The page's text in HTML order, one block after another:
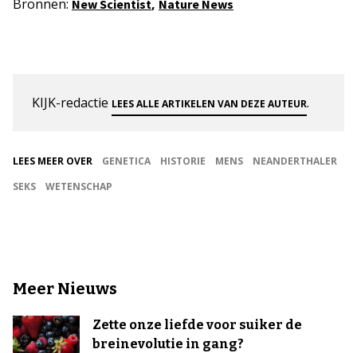
Bronnen: New Scientist, Nature News
KIJK-redactie LEES ALLE ARTIKELEN VAN DEZE AUTEUR.
LEES MEER OVER GENETICA HISTORIE MENS
NEANDERTHALER
SEKS
WETENSCHAP
Meer Nieuws
Zette onze liefde voor suiker de
breinevolutie in gang?